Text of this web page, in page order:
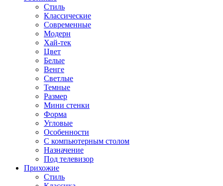
Стиль
Классические
Современные
Модерн
Хай-тек
Цвет
Белые
Венге
Светлые
Темные
Размер
Мини стенки
Форма
Угловые
Особенности
С компьютерным столом
Назначение
Под телевизор
Прихожие
Стиль